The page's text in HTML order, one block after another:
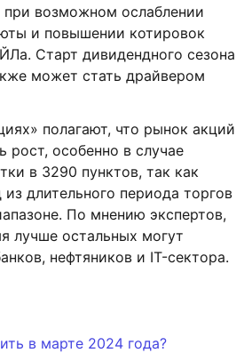
возможном ослаблении
и повышении котировок
Старт дивидендного сезона
может стать драйвером
полагают, что рынок акций
особенно в случае
в 3290 пунктов, так как
длительного периода торгов
По мнению экспертов,
лучше остальных могут
нефтяников и IT-сектора.
в марте 2024 года?